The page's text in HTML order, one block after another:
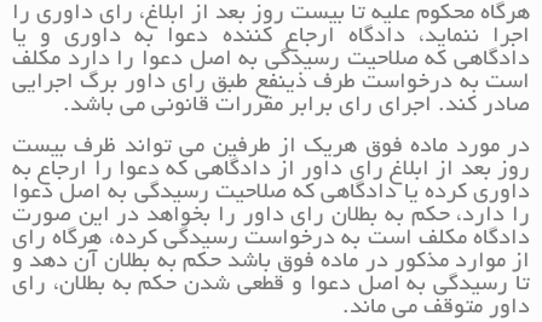
هرگاه محکوم علیه تا بیست روز بعد از ابلاغ، رای داوری را
اجرا ننماید، دادگاه ارجاع کننده دعوا به داوری و یا
دادگاهی که صلاحیت رسیدگی به اصل دعوا را دارد مکلف
است به درخواست طرف ذینفع طبق رای داور برگ اجرایی
صادر کند. اجرای رای برابر مقررات قانونی می باشد.
در مورد ماده فوق هریک از طرفین می تواند ظرف بیست
روز بعد از ابلاغ رای داور از دادگاهی که دعوا را ارجاع به
داوری کرده یا دادگاهی که صلاحیت رسیدگی به اصل دعوا
را دارد، حکم به بطلان رای داور را بخواهد در این صورت
دادگاه مکلف است به درخواست رسیدگی کرده، هرگاه رای
از موارد مذکور در ماده فوق باشد حکم به بطلان آن دهد و
تا رسیدگی به اصل دعوا و قطعی شدن حکم به بطلان، رای
داور متوقف می ماند.